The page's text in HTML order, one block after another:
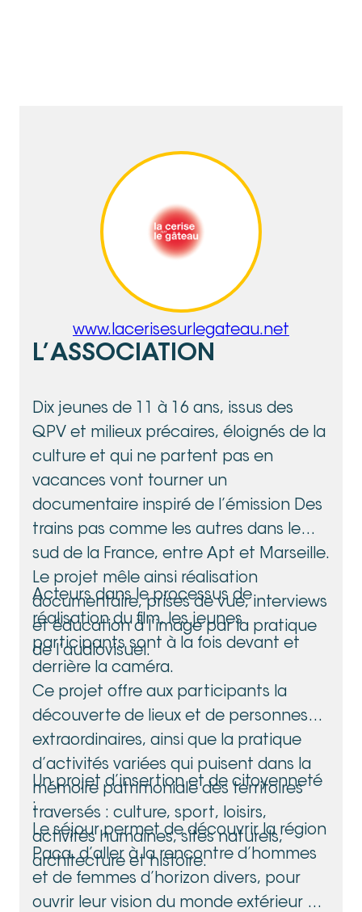
www.lacerisesurlegateau.net
L’ASSOCIATION
Dix jeunes de 11 à 16 ans, issus des
QPV et milieux précaires, éloignés de la
culture et qui ne partent pas en
vacances vont tourner un
documentaire inspiré de l’émission Des
trains pas comme les autres dans le
sud de la France, entre Apt et Marseille.
Le projet mêle ainsi réalisation
documentaire, prises de vue, interviews
et éducation à l’image par la pratique
de l’audiovisuel.
Acteurs dans le processus de
réalisation du film, les jeunes
participants sont à la fois devant et
derrière la caméra.
Ce projet offre aux participants la
découverte de lieux et de personnes
extraordinaires, ainsi que la pratique
d’activités variées qui puisent dans la
mémoire patrimoniale des territoires
traversés : culture, sport, loisirs,
activités humaines, sites naturels,
architecture et histoire.
Un projet d’insertion et de citoyenneté
:
Le séjour permet de découvrir la région
Paca, d’aller à la rencontre d’hommes
et de femmes d’horizon divers, pour
ouvrir leur vision du monde extérieur et